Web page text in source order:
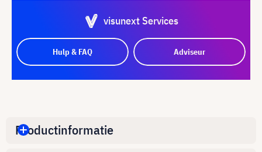
visunext Services
Hulp & FAQ Adviseur
Productinformatie